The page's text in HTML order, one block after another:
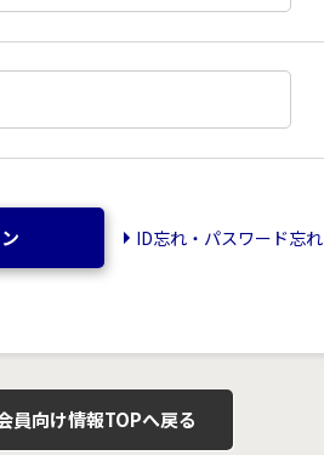
ID忘れ・パスワード忘れ
員向け情報TOPへ戻る